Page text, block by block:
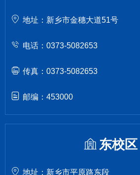
地址：新乡市金穗大道51号
电话：0373-5082653
传真：0373-5082653
邮编：453000
东校区
地址：新乡市平原路东段